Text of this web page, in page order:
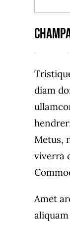
diam
Metus,
viverra
Amet